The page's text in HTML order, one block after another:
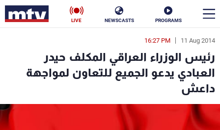
PROGRAMS
NEWSCASTS
LIVE
11 Aug 2014
16:27 PM
رئيس الوزراء العراقي المكلف حيدر
العبادي يدعو الجميع للتعاون لمواجهة
داعش
en
الأخبار
سياسة
إقتصاد